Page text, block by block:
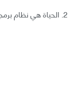
2. الحياة هي نظام برمجيات الحمض النووي.